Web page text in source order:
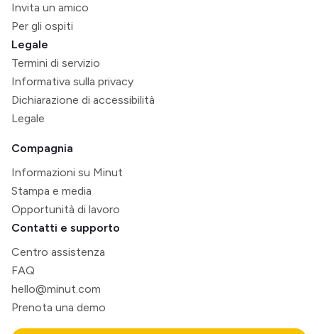
Invita un amico
Per gli ospiti
Legale
Termini di servizio
Informativa sulla privacy
Dichiarazione di accessibilità
Legale
Compagnia
Informazioni su Minut
Stampa e media
Opportunità di lavoro
Contatti e supporto
Centro assistenza
FAQ
hello@minut.com
Prenota una demo